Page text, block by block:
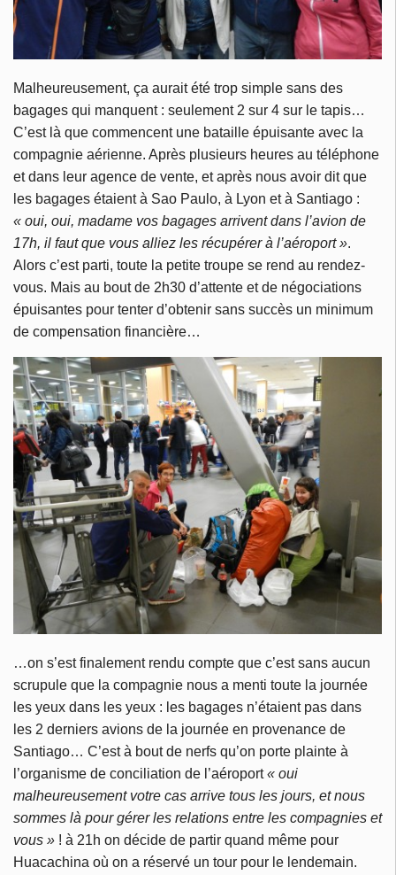
Malheureusement, ça aurait été trop simple sans des
bagages qui manquent : seulement 2 sur 4 sur le tapis…
C’est là que commencent une bataille épuisante avec la
compagnie aérienne. Après plusieurs heures au téléphone
et dans leur agence de vente, et après nous avoir dit que
les bagages étaient à Sao Paulo, à Lyon et à Santiago :
« oui, oui, madame vos bagages arrivent dans l’avion de
17h, il faut que vous alliez les récupérer à l’aéroport ».
Alors c’est parti, toute la petite troupe se rend au rendez-
vous. Mais au bout de 2h30 d’attente et de négociations
épuisantes pour tenter d’obtenir sans succès un minimum
de compensation financière…
…on s’est finalement rendu compte que c’est sans aucun
scrupule que la compagnie nous a menti toute la journée
les yeux dans les yeux : les bagages n’étaient pas dans
les 2 derniers avions de la journée en provenance de
Santiago… C’est à bout de nerfs qu’on porte plainte à
l’organisme de conciliation de l’aéroport« oui
malheureusement votre cas arrive tous les jours, et nous
sommes là pour gérer les relations entre les compagnies et
vous » ! à 21h on décide de partir quand même pour
Huacachina où on a réservé un tour pour le lendemain.